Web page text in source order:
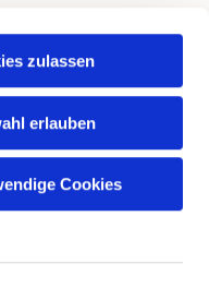
zulassen
erlauben
Cookies